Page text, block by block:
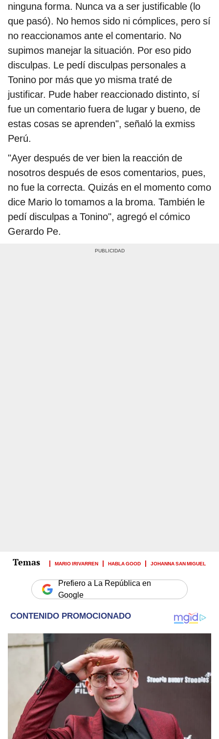
ninguna forma. Nunca va a ser justificable (lo
que pasó). No hemos sido ni cómplices, pero sí
no reaccionamos ante el comentario. No
supimos manejar la situación. Por eso pido
disculpas. Le pedí disculpas personales a
Tonino por más que yo misma traté de
justificar. Pude haber reaccionado distinto, sí
fue un comentario fuera de lugar y bueno, de
estas cosas se aprenden", señaló la exmiss
Perú.
"Ayer después de ver bien la reacción de
nosotros después de esos comentarios, pues,
no fue la correcta. Quizás en el momento como
dice Mario lo tomamos a la broma. También le
pedí disculpas a Tonino", agregó el cómico
Gerardo Pe.
MARIO IRIVARREN HABLA GOOD JOHANNA SAN MIGUEL
Prefiero a La República en
Google